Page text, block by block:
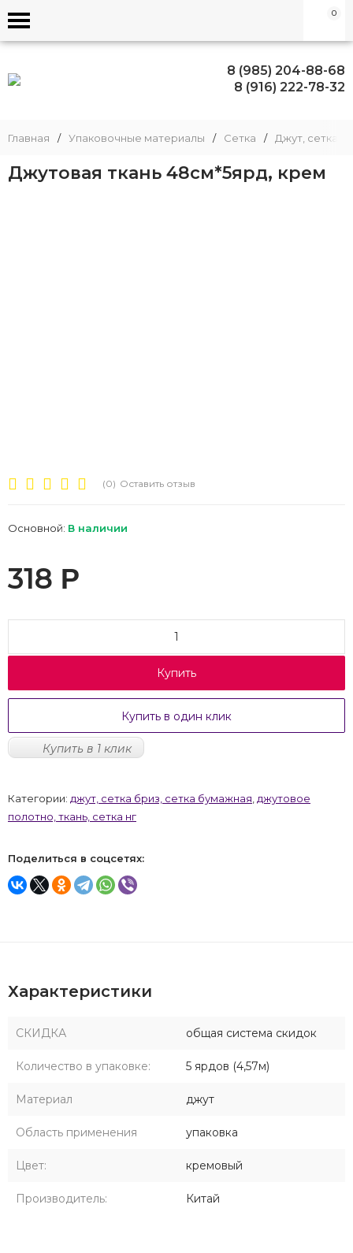
0
8 (985) 204-88-68
8 (916) 222-78-32
Главная / Упаковочные материалы / Сетка / Джут, сетка
Джутовая ткань 48см*5ярд, крем
(0) Оставить отзыв
Основной: В наличии
318 Р
Купить
Купить в один клик
Купить в 1 клик
Категории: джут, сетка бриз, сетка бумажная джутовое
полотно, ткань, сетка нг
Поделиться в соцсетях:
Характеристики
СКИДКА общая система скидок
Количество в упаковке: 5 ярдов (4,57м)
Материал джут
Область применения упаковка
Цвет: кремовый
Производитель: Китай